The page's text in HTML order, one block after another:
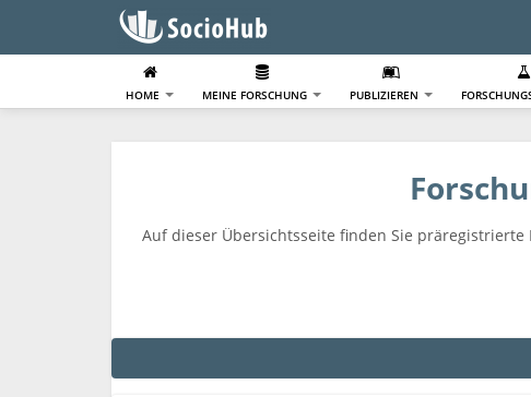
HOME MEINE FORSCHUNG PUBLIZIEREN
Auf dieser Übersichtsseite finden Sie